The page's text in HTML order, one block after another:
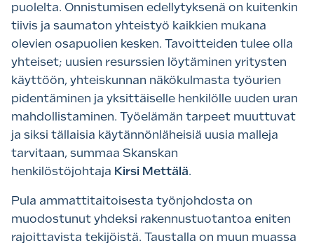
puolelta. Onnistumisen edellytyksenä on kuitenkin
tiivis ja saumaton yhteistyö kaikkien mukana
olevien osapuolien kesken. Tavoitteiden tulee olla
yhteiset; uusien resurssien löytäminen yritysten
käyttöön, yhteiskunnan näkökulmasta työurien
pidentäminen ja yksittäiselle henkilölle uuden uran
mahdollistaminen. Työelämän tarpeet muuttuvat
ja siksi tällaisia käytännönläheisiä uusia malleja
tarvitaan, summaa Skanskan
henkilöstöjohtaja Kirsi Mettälä.
Pula ammattitaitoisesta työnjohdosta on
muodostunut yhdeksi rakennustuotantoa eniten
rajoittavista tekijöistä. Taustalla on muun muassa